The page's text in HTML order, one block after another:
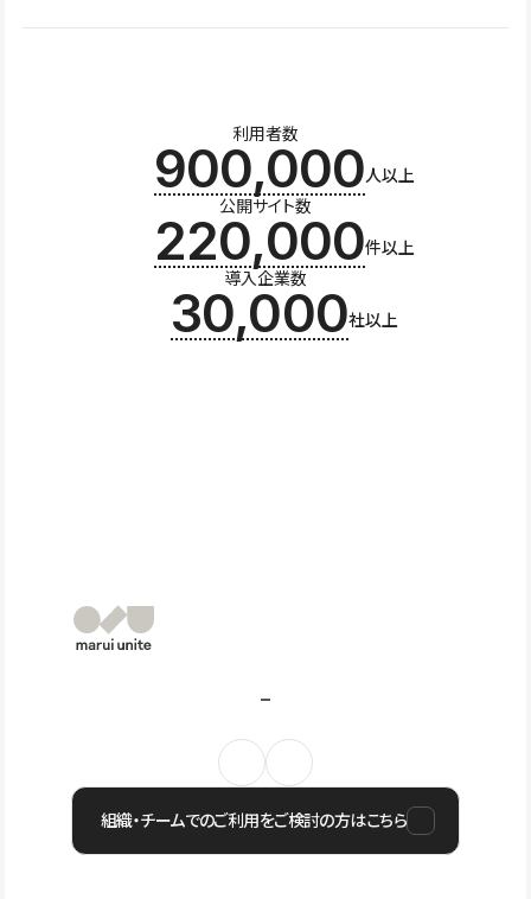
利用者数
900,000人以上
公開サイト数
220,000件以上
導入企業数
30,000社以上
組織・チームでのご利用をご検討の方はこちら